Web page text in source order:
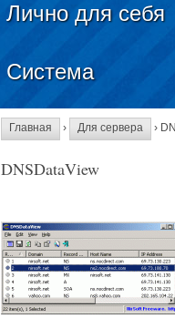
Лично для себя
Система
Главная › Для сервера ›
DNSDataView